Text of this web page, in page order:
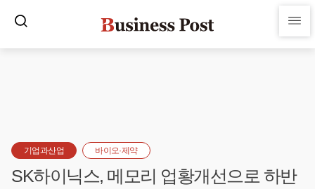
기업과산업 바이오·제약
SK하이닉스, 메모리 업황개선으로 하반